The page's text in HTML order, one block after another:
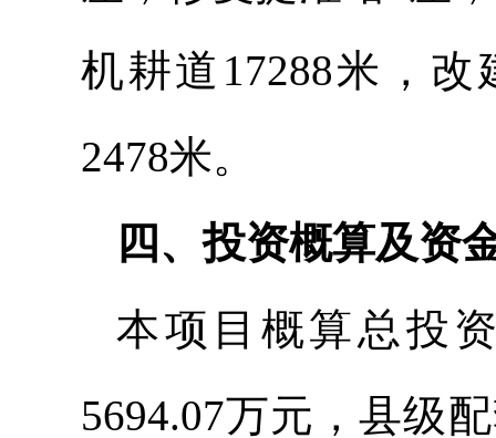
机耕道17288米，
2478米。
四、投资概算及资
本项目概算总投
5694.07万元，县级